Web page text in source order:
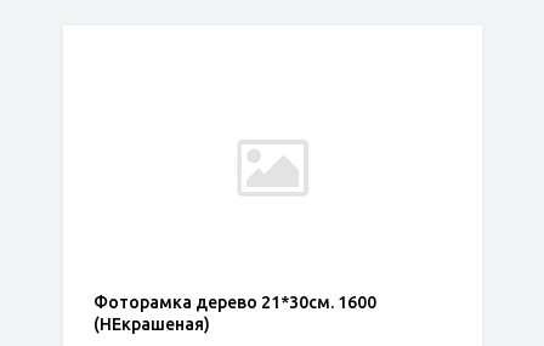
Фоторамка дерево 21*30см. 1600
(НЕкрашеная)